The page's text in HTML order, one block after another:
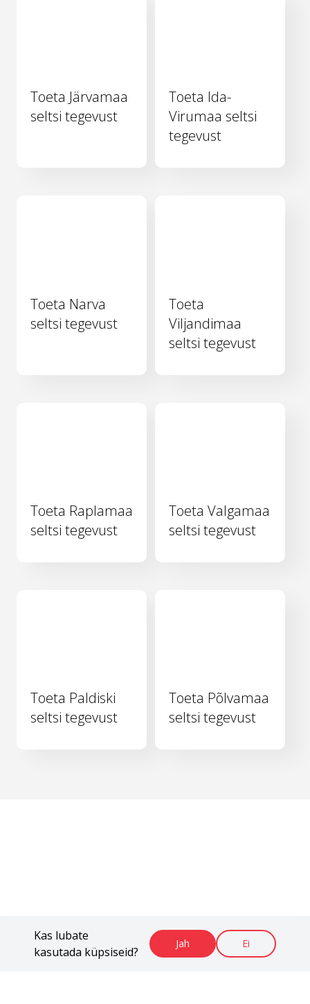
Kas lubate
kasutada küpsiseid?
Jah Ei
Toeta Järvamaa
seltsi tegevust
Toeta Ida-
Virumaa seltsi
tegevust
Toeta Narva
seltsi tegevust
Toeta
Viljandimaa
seltsi tegevust
Toeta Raplamaa
seltsi tegevust
Toeta Valgamaa
seltsi tegevust
Toeta Paldiski
seltsi tegevust
Toeta Põlvamaa
seltsi tegevust